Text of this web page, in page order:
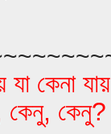
যা কেনা
কেনু,